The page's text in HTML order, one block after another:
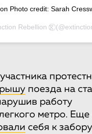
Photo credit: Sarah
Rebellion ⧖⃝
поезда на
работу
метро. Еще
себя к